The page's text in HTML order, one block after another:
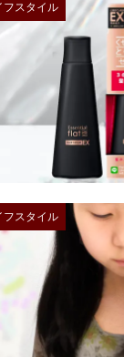
フスタイル
フスタイル